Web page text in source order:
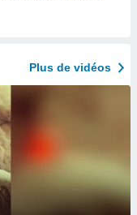
Plus de vidéos